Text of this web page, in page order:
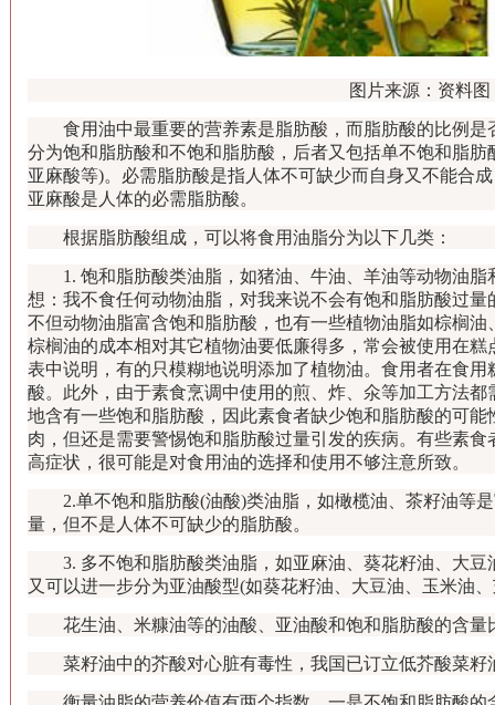
图片来源：资料图
食用油中最重要的营养素是脂肪酸，而脂肪酸的比例是
分为饱和脂肪酸和不饱和脂肪酸，后者又包括单不饱和脂
亚麻酸等)。必需脂肪酸是指人体不可缺少而自身又不能合
亚麻酸是人体的必需脂肪酸。
根据脂肪酸组成，可以将食用油脂分为以下几类：
1. 饱和脂肪酸类油脂，如猪油、牛油、羊油等动物油脂
想：我不食任何动物油脂，对我来说不会有饱和脂肪酸过
不但动物油脂富含饱和脂肪酸，也有一些植物油脂如棕榈
棕榈油的成本相对其它植物油要低廉得多，常会被使用在
表中说明，有的只模糊地说明添加了植物油。食用者在食
酸。此外，由于素食烹调中使用的煎、炸、氽等加工方法
地含有一些饱和脂肪酸，因此素食者缺少饱和脂肪酸的可
肉，但还是需要警惕饱和脂肪酸过量引发的疾病。有些素
高症状，很可能是对食用油的选择和使用不够注意所致。
2.单不饱和脂肪酸(油酸)类油脂，如橄榄油、茶籽油等是
量，但不是人体不可缺少的脂肪酸。
3. 多不饱和脂肪酸类油脂，如亚麻油、葵花籽油、大豆
又可以进一步分为亚油酸型(如葵花籽油、大豆油、玉米油
花生油、米糠油等的油酸、亚油酸和饱和脂肪酸的含量
菜籽油中的芥酸对心脏有毒性，我国已订立低芥酸菜籽